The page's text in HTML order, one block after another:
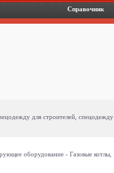
Справочник
для строителей, спецодежду
оборудование - Газовые котлы,